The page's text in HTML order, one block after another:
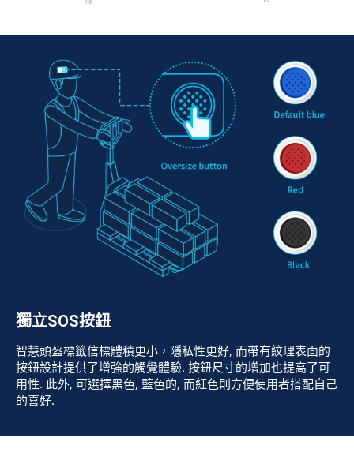
引領
獨立SOS按鈕
智慧頭盔標籤信標體積更小，隱私性更好, 而帶有紋理表面的
按鈕設計提供了增強的觸覺體驗. 按鈕尺寸的增加也提高了可
用性. 此外, 可選擇黑色, 藍色的, 而紅色則方便使用者搭配自己
的喜好.